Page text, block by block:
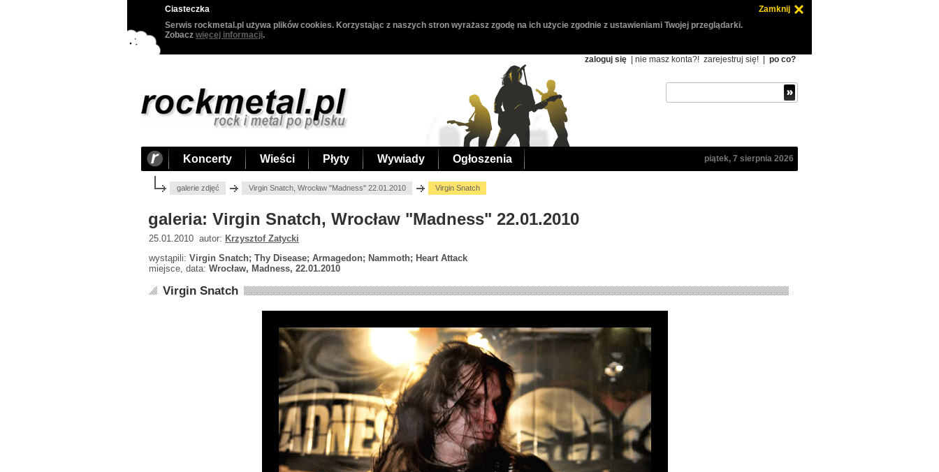
Ciasteczka
Zamknij
Serwis rockmetal.pl używa plików cookies. Korzystając z naszych stron wyrażasz zgodę na ich użycie zgodnie z ustawieniami Twojej przeglądarki.
Zobacz więcej informacji.
zaloguj się | nie masz konta?! zarejestruj się! po co?
Koncerty Wieści Płyty Wywiady Ogłoszenia piątek, 7 sierpnia 2026
galerie zdjęć Virgin Snatch, Wrocław "Madness" 22.01.2010 Virgin Snatch
galeria: Virgin Snatch, Wrocław "Madness" 22.01.2010
25.01.2010 autor: Krzysztof Zatycki
wystąpili: Virgin Snatch; Thy Disease; Armagedon; Nammoth; Heart Attack
miejsce, data: Wrocław, Madness, 22.01.2010
Virgin Snatch